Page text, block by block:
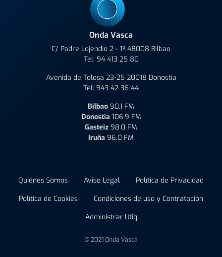
Onda Vasca
C/ Padre Lojendio 2 - 1º 48008 Bilbao
Tel: 94 413 25 80
Avenida de Tolosa 23-25 20018 Donostia
Tel: 943 42 36 44
Bilbao 90.1 FM
Donostia 106.9 FM
Gasteiz 98.0 FM
Iruña 96.0 FM
Quiénes Somos Aviso Legal
Política de Privacidad
Política de Cookies
Condiciones de uso y Contratación
Administrar Utiq
© 2021 Onda Vasca